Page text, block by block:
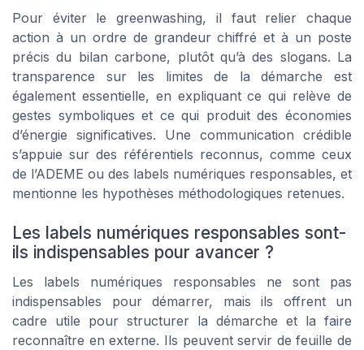
Pour éviter le greenwashing, il faut relier chaque
action à un ordre de grandeur chiffré et à un poste
précis du bilan carbone, plutôt qu’à des slogans. La
transparence sur les limites de la démarche est
également essentielle, en expliquant ce qui relève de
gestes symboliques et ce qui produit des économies
d’énergie significatives. Une communication crédible
s’appuie sur des référentiels reconnus, comme ceux
de l’ADEME ou des labels numériques responsables, et
mentionne les hypothèses méthodologiques retenues.
Les labels numériques responsables sont-
ils indispensables pour avancer ?
Les labels numériques responsables ne sont pas
indispensables pour démarrer, mais ils offrent un
cadre utile pour structurer la démarche et la faire
reconnaître en externe. Ils peuvent servir de feuille de